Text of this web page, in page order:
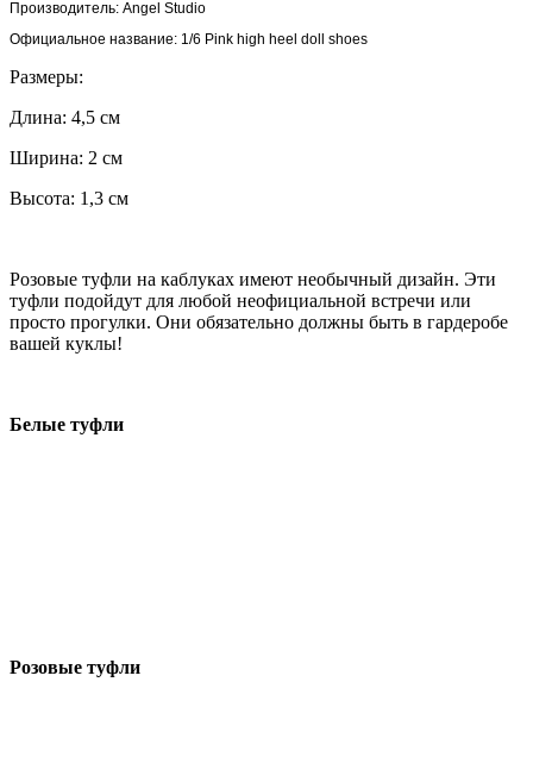
Производитель: Angel Studio
Официальное название: 1/6 Pink high heel doll shoes
Размеры:
Длина: 4,5 см
Ширина: 2 см
Высота: 1,3 см
Розовые туфли на каблуках имеют необычный дизайн. Эти
туфли подойдут для любой неофициальной встречи или
просто прогулки. Они обязательно должны быть в гардеробе
вашей куклы!
Белые туфли
Розовые туфли